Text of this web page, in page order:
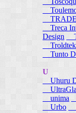
Treca
Design
Tunto
U
Uhuru
unima
Urbo